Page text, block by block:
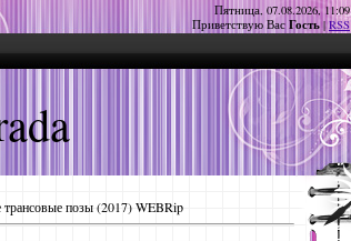
Пятница, 07.08.2026, 11:09
Приветствую Вас Гость | RSS
трансовые позы (2017) WEBRip